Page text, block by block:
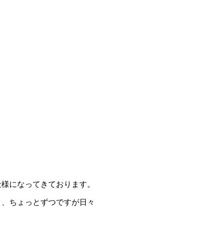
になってきております。
ちょっとずつですが日々